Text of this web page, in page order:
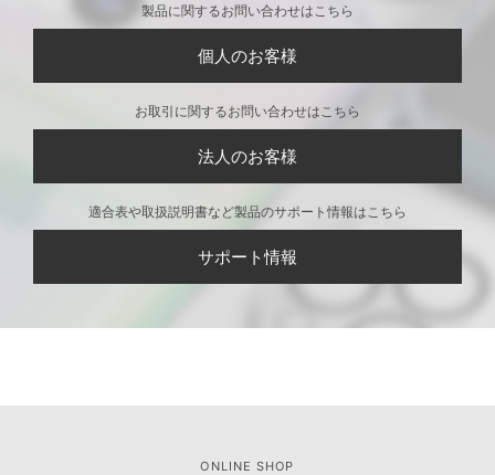
製品に関するお問い合わせはこちら
個人のお客様
お取引に関するお問い合わせはこちら
法人のお客様
適合表や取扱説明書など製品のサポート情報はこちら
サポート情報
ONLINE SHOP